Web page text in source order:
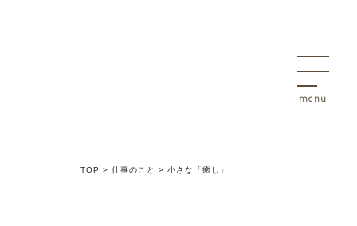
TOP > 仕事のこと > 小さな「癒し」